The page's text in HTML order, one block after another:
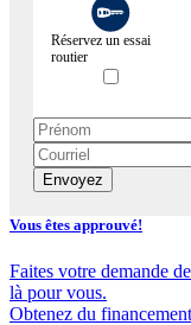
Réservez un essai
routier
Envoyez
Vous êtes approuvé!
Faites votre demande
là pour vous.
Obtenez du financement